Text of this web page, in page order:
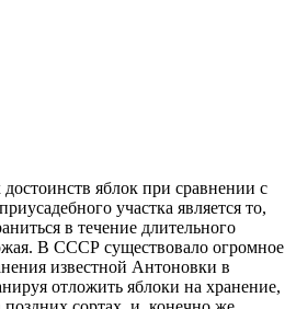
яблок при сравнении с
участка является то,
в течение длительного
В СССР существовало огромное
известной Антоновки в
отложить яблоки на хранение,